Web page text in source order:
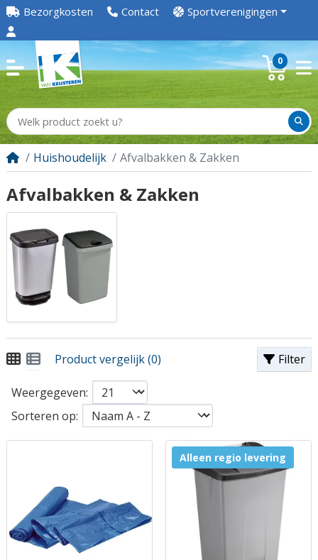
Bezorgkosten Contact Sportverenigingen
0
Huishoudelijk Afvalbakken & Zakken
Afvalbakken & Zakken
Filter
Product vergelijk (0)
Weergegeven:
Sorteren op:
Alleen regio levering